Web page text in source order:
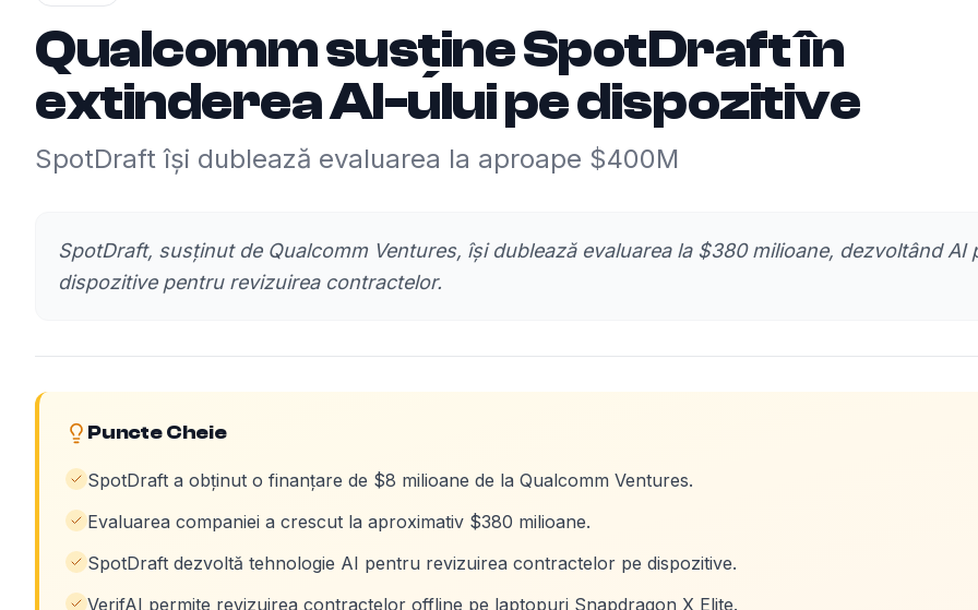
Qualcomm susține SpotDraft în
extinderea AI-ului pe dispozitive
SpotDraft își dublează evaluarea la aproape $400M
SpotDraft, susținut de Qualcomm Ventures, își dublează evaluarea la $380 milioane, dezvoltând AI
dispozitive pentru revizuirea contractelor.
Puncte Cheie
SpotDraft a obținut o finanțare de $8 milioane de la Qualcomm Ventures.
Evaluarea companiei a crescut la aproximativ $380 milioane.
SpotDraft dezvoltă tehnologie AI pentru revizuirea contractelor pe dispozitive.
VerifAI permite revizuirea contractelor offline pe laptopuri Snapdragon X Elite.